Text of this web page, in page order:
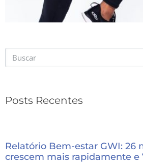
Posts Recentes
Relatório Bem-estar GWI: 26
crescem mais rapidamente e